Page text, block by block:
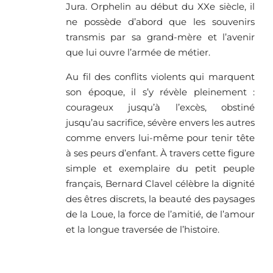
Jura. Orphelin au début du XXe siècle, il
ne possède d’abord que les souvenirs
transmis par sa grand-mère et l’avenir
que lui ouvre l’armée de métier.
Au fil des conflits violents qui marquent
son époque, il s’y révèle pleinement :
courageux jusqu’à l’excès, obstiné
jusqu’au sacrifice, sévère envers les autres
comme envers lui-même pour tenir tête
à ses peurs d’enfant. À travers cette figure
simple et exemplaire du petit peuple
français, Bernard Clavel célèbre la dignité
des êtres discrets, la beauté des paysages
de la Loue, la force de l’amitié, de l’amour
et la longue traversée de l’histoire.